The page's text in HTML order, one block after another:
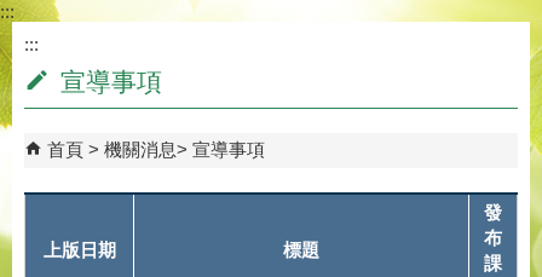
:::
:::
宣導事項
首頁 機關消息 宣導事項
上版日期 標題
發
布
課